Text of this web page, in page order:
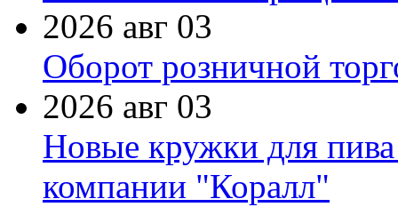
2026 авг 03
Оборот розничной
2026 авг 03
Новые кружки для
компании "Коралл"